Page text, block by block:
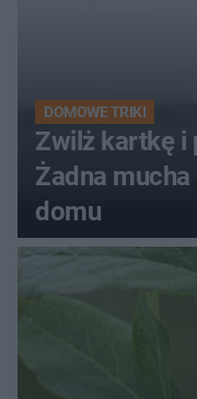
DOMOWE TRIKI
Zwilż kartkę i
Żadna
domu